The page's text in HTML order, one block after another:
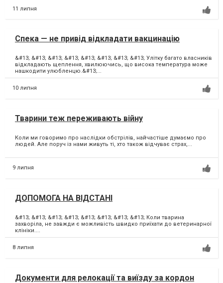
11 липня
Спека — не привід відкладати вакцинацію
&#13; &#13; &#13; &#13; &#13; &#13; &#13; &#13; Улітку багато власників
відкладають щеплення, хвилюючись, що висока температура може
нашкодити улюбленцю.&#13;...
10 липня
Тварини теж переживають війну
Коли ми говоримо про наслідки обстрілів, найчастіше думаємо про
людей. Але поруч із нами живуть ті, хто також відчуває страх,...
9 липня
ДОПОМОГА НА ВІДСТАНІ
&#13; &#13; &#13; &#13; &#13; &#13; &#13; &#13; Коли тварина
захворіла, не завжди є можливість швидко приїхати до ветеринарної
клініки....
8 липня
Документи для релокації та виїзду за кордон